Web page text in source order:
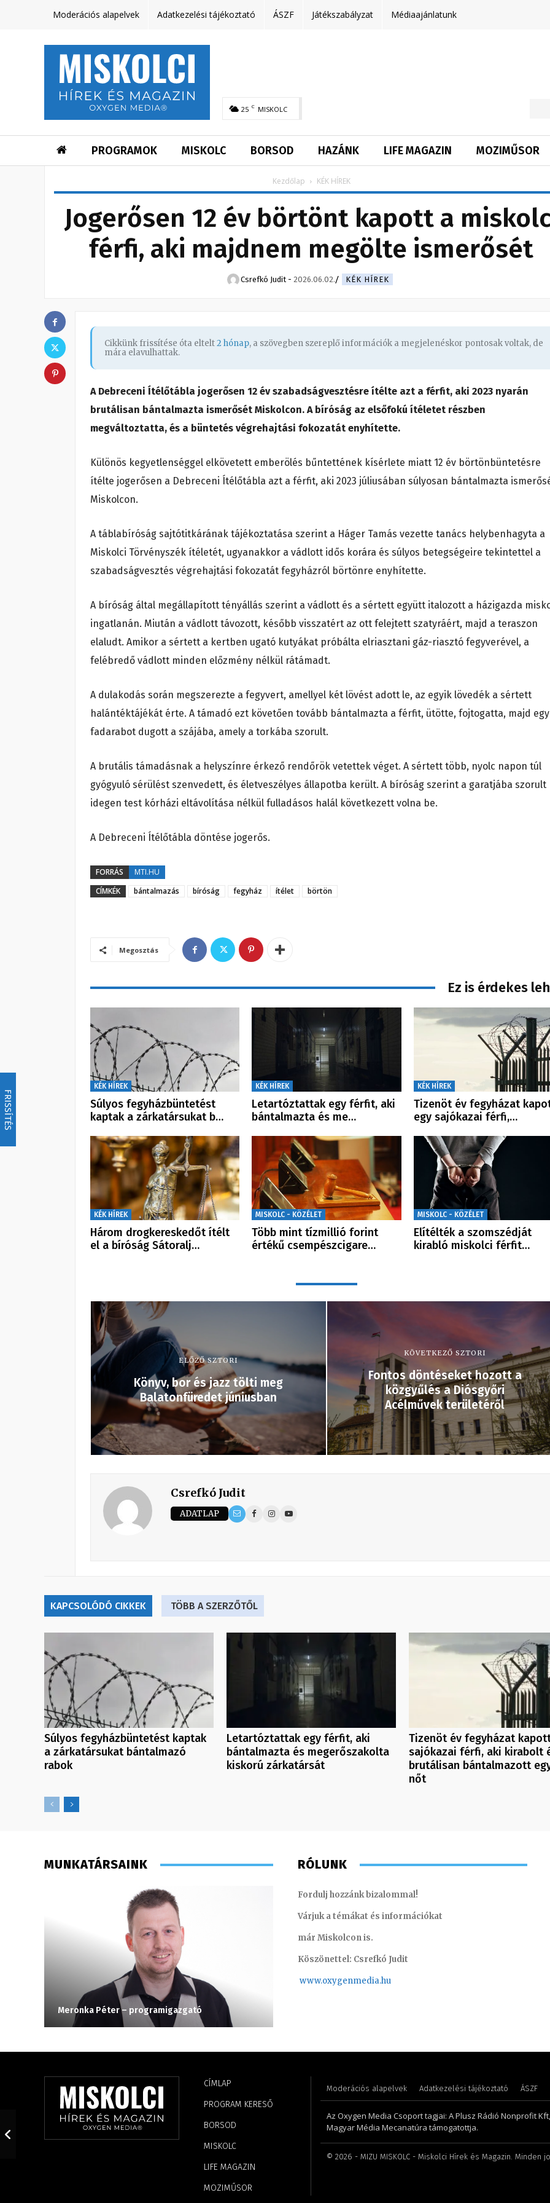
FRISSÍTÉS
Moderációs alapelvek Adatkezelési tájékoztató ÁSZF Játékszabályzat Médiaajánlatunk
25 C MISKOLC
PROGRAMOK MISKOLC BORSOD HAZÁNK LIFE MAGAZIN MOZIMŰSOR
Kezdőlap KÉK HÍREK
Jogerősen 12 év börtönt kapott a
férfi, aki majdnem megölte ismerősét
Csrefkó Judit - 2026.06.02. KÉK HÍREK
Cikkünk frissítése óta eltelt2 hónap, a szövegben szereplő információk a megjelenéskor pontosak voltak, de
mára elavulhattak.
A Debreceni Ítélőtábla jogerősen 12 év szabadságvesztésre ítélte azt a férfit, aki 2023 nyarán
brutálisan bántalmazta ismerősét Miskolcon. A bíróság az elsőfokú ítéletet részben
megváltoztatta, és a büntetés végrehajtási fokozatát enyhítette.
Különös kegyetlenséggel elkövetett emberölés bűntettének kísérlete miatt 12 év börtönbüntetésre
ítélte jogerősen a Debreceni Ítélőtábla azt a férfit, aki 2023 júliusában súlyosan bántalmazta
Miskolcon.
A táblabíróság sajtótitkárának tájékoztatása szerint a Háger Tamás vezette tanács helybenhagyta a
Miskolci Törvényszék ítéletét, ugyanakkor a vádlott idős korára és súlyos betegségeire tekintettel a
szabadságvesztés végrehajtási fokozatát fegyházról börtönre enyhítette.
A bíróság által megállapított tényállás szerint a vádlott és a sértett együtt italozott a házigazda
ingatlanán. Miután a vádlott távozott, később visszatért az ott felejtett szatyráért, majd a teraszon
elaludt. Amikor a sértett a kertben ugató kutyákat próbálta elriasztani gáz-riasztó fegyverével, a
felébredő vádlott minden előzmény nélkül rátámadt.
A dulakodás során megszerezte a fegyvert, amellyel két lövést adott le, az egyik lövedék a sértett
halántéktájékát érte. A támadó ezt követően tovább bántalmazta a férfit, ütötte, fojtogatta, majd egy
fadarabot dugott a szájába, amely a torkába szorult.
A brutális támadásnak a helyszínre érkező rendőrök vetettek véget. A sértett több, nyolc napon túl
gyógyuló sérülést szenvedett, és életveszélyes állapotba került. A bíróság szerint a garatjába szorult
idegen test kórházi eltávolítása nélkül fulladásos halál következett volna be.
A Debreceni Ítélőtábla döntése jogerős.
FORRÁS
MTI.HU
CÍMKÉK
bántalmazás bíróság fegyház ítélet börtön
Megosztás
Ez is érdekes
KÉK HÍREK
Súlyos fegyházbüntetést
kaptak a zárkatársukat b…
KÉK HÍREK
Letartóztattak egy férfit, aki
bántalmazta és me…
KÉK HÍREK
Tizenöt év fegyházat
egy sajókazai férfi,…
KÉK HÍREK
Három drogkereskedőt ítélt
el a bíróság Sátoralj…
MISKOLC - KÖZÉLET
Több mint tízmillió forint
értékű csempészcigare…
MISKOLC - KÖZÉLET
Elítélték a szomszédját
kirabló miskolci férfit…
ELŐZŐ SZTORI
Könyv, bor és jazz tölti meg
Balatonfüredet júniusban
KÖVETKEZŐ SZTORI
Fontos döntéseket hozott a
közgyűlés a Diósgyőri
Acélművek területéről
Csrefkó Judit
ADATLAP
KAPCSOLÓDÓ CIKKEK TÖBB A SZERZŐTŐL
Súlyos fegyházbüntetést kaptak
a zárkatársukat bántalmazó
rabok
Letartóztattak egy férfit, aki
bántalmazta és megerőszakolta
kiskorú zárkatársát
Tizenöt év fegyházat
sajókazai férfi, aki kirabolt
brutálisan bántalmazott
nőt
MUNKATÁRSAINK
Meronka Péter – programigazgató
RÓLUNK
Fordulj hozzánk bizalommal!
Várjuk a témákat és információkat
már Miskolcon is.
Köszönettel: Csrefkó Judit
www.oxygenmedia.hu
CÍMLAP
PROGRAM KERESŐ
BORSOD
MISKOLC
LIFE MAGAZIN
MOZIMŰSOR
Moderációs alapelvek Adatkezelési tájékoztató ÁSZF
Az Oxygen Media Csoport tagjai: A Plusz Rádió Nonprofit
Magyar Média Mecanatúra támogatottja.
© 2026 - MIZU MISKOLC - Miskolci Hírek és Magazin. Minden